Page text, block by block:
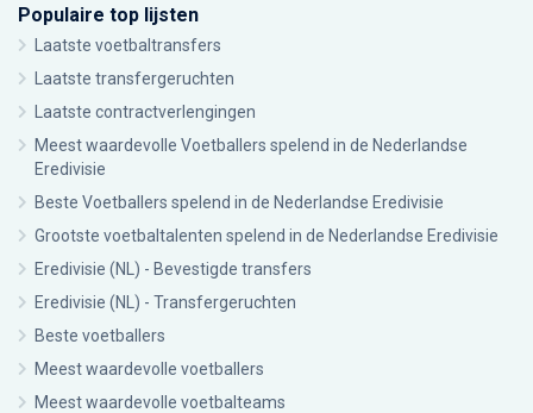
Populaire top lijsten
Laatste voetbaltransfers
Laatste transfergeruchten
Laatste contractverlengingen
Meest waardevolle Voetballers spelend in de Nederlandse
Eredivisie
Beste Voetballers spelend in de Nederlandse Eredivisie
Grootste voetbaltalenten spelend in de Nederlandse Eredivisie
Eredivisie (NL) - Bevestigde transfers
Eredivisie (NL) - Transfergeruchten
Beste voetballers
Meest waardevolle voetballers
Meest waardevolle voetbalteams